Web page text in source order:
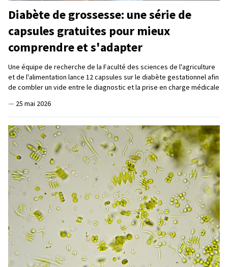
Diabète de grossesse: une série de
capsules gratuites pour mieux
comprendre et s'adapter
Une équipe de recherche de la Faculté des sciences de l'agriculture
et de l'alimentation lance 12 capsules sur le diabète gestationnel afin
de combler un vide entre le diagnostic et la prise en charge médicale
— 25 mai 2026